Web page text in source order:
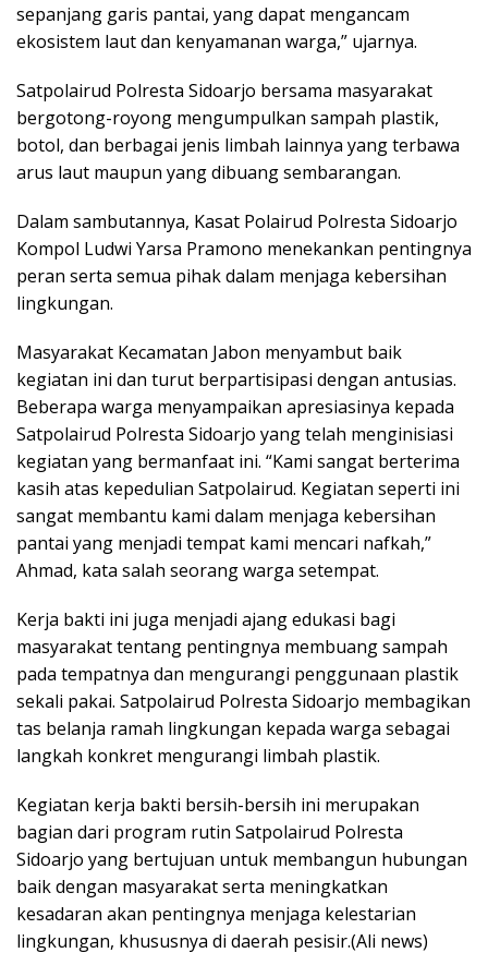
sepanjang garis pantai, yang dapat mengancam
ekosistem laut dan kenyamanan warga,” ujarnya.
Satpolairud Polresta Sidoarjo bersama masyarakat
bergotong-royong mengumpulkan sampah plastik,
botol, dan berbagai jenis limbah lainnya yang terbawa
arus laut maupun yang dibuang sembarangan.
Dalam sambutannya, Kasat Polairud Polresta Sidoarjo
Kompol Ludwi Yarsa Pramono menekankan pentingnya
peran serta semua pihak dalam menjaga kebersihan
lingkungan.
Masyarakat Kecamatan Jabon menyambut baik
kegiatan ini dan turut berpartisipasi dengan antusias.
Beberapa warga menyampaikan apresiasinya kepada
Satpolairud Polresta Sidoarjo yang telah menginisiasi
kegiatan yang bermanfaat ini. “Kami sangat berterima
kasih atas kepedulian Satpolairud. Kegiatan seperti ini
sangat membantu kami dalam menjaga kebersihan
pantai yang menjadi tempat kami mencari nafkah,”
Ahmad, kata salah seorang warga setempat.
Kerja bakti ini juga menjadi ajang edukasi bagi
masyarakat tentang pentingnya membuang sampah
pada tempatnya dan mengurangi penggunaan plastik
sekali pakai. Satpolairud Polresta Sidoarjo membagikan
tas belanja ramah lingkungan kepada warga sebagai
langkah konkret mengurangi limbah plastik.
Kegiatan kerja bakti bersih-bersih ini merupakan
bagian dari program rutin Satpolairud Polresta
Sidoarjo yang bertujuan untuk membangun hubungan
baik dengan masyarakat serta meningkatkan
kesadaran akan pentingnya menjaga kelestarian
lingkungan, khususnya di daerah pesisir.(Ali news)